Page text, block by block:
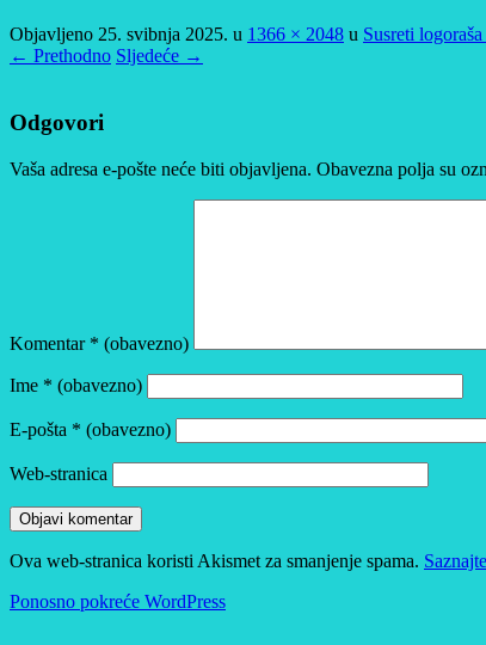
Objavljeno 25. svibnja 2025. u 1366 × 2048 u Susreti
← Prethodno Sljedeće →
Odgovori
Vaša adresa e-pošte neće biti objavljena. Obavezna polja su
Komentar * (obavezno)
Ime * (obavezno)
E-pošta * (obavezno)
Web-stranica
Ova web-stranica koristi Akismet za smanjenje spama.
Ponosno pokreće WordPress